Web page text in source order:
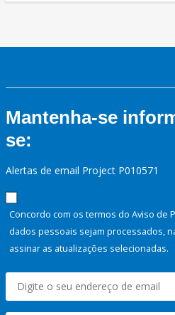
Mantenha-se
se:
Alertas de email Project P010571
Concordo com os termos do Aviso de
dados pessoais sejam processados,
assinar as atualizações selecionadas.